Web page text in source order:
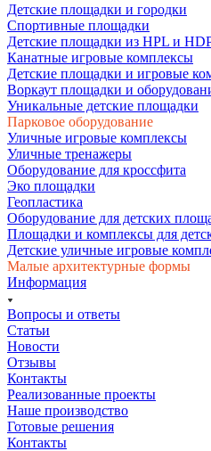
Детские площадки и городки
Спортивные площадки
Детские площадки из HPL и
Канатные игровые комплексы
Детские площадки и игровые
Воркаут площадки и
Уникальные детские площадки
Парковое оборудование
Уличные игровые комплексы
Уличные тренажеры
Оборудование для кроссфита
Эко площадки
Геопластика
Оборудование для детских
Площадки и комплексы для
Детские уличные игровые
Малые архитектурные формы
Информация
Вопросы и ответы
Статьи
Новости
Отзывы
Контакты
Реализованные проекты
Наше производство
Готовые решения
Контакты